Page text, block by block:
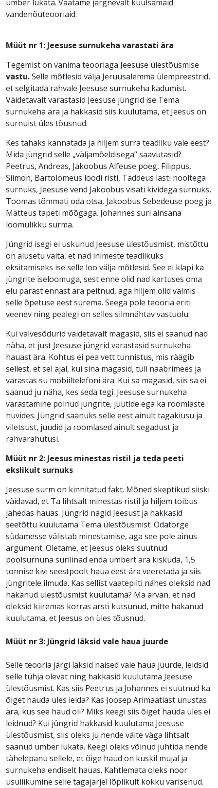
ümber lükata. Vaatame järgnevalt kuulsamaid
vandenõuteooriaid.
Müüt nr 1: Jeesuse surnukeha varastati ära
Tegemist on vanima teooriaga Jeesuse ülestõusmise
vastu.Selle mõtlesid välja Jeruusalemma ülempreestrid,
et selgitada rahvale Jeesuse surnukeha kadumist.
Väidetavalt varastasid Jeesuse jüngrid ise Tema
surnukeha ära ja hakkasid siis kuulutama, et Jeesus on
surnuist üles tõusnud.
Kes tahaks kannatada ja hiljem surra teadliku vale eest?
Mida jüngrid selle „väljamõeldisega“ saavutasid?
Peetrus, Andreas, Jakoobus Alfeuse poeg, Filippus,
Siimon, Bartolomeus löödi risti, Taddeus lasti nooltega
surnuks, Jeesuse vend Jakoobus visati kividega surnuks,
Toomas tõmmati oda otsa, Jakoobus Sebedeuse poeg ja
Matteus tapeti mõõgaga. Johannes suri ainsana
loomulikku surma.
Jüngrid isegi ei uskunud Jeesuse ülestõusmist, mistõttu
on alusetu väita, et nad inimeste teadlikuks
eksitamiseks ise selle loo välja mõtlesid. See ei klapi ka
jüngrite iseloomuga, sest enne olid nad kartuses oma
elu pärast ennast ära peitnud, aga hiljem olid valmis
selle õpetuse eest surema. Seega pole teooria eriti
veenev ning pealegi on selles silmnähtav vastuolu.
Kui valvesõdurid väidetavalt magasid, siis ei saanud nad
näha, et just Jeesuse jüngrid varastasid surnukeha
hauast ära. Kohtus ei pea vett tunnistus, mis räägib
sellest, et sel ajal, kui sina magasid, tuli naabrimees ja
varastas su mobiiltelefoni ära. Kui sa magasid, siis sa ei
saanud ju näha, kes seda tegi. Jeesuse surnukeha
varastamine polnud jüngrite, juutide ega ka roomlaste
huvides. Jüngrid saanuks selle eest ainult tagakiusu ja
viletsust, juudid ja roomlased ainult segadust ja
rahvarahutusi.
Müüt nr 2: Jeesus minestas ristil ja teda peeti
ekslikult surnuks
Jeesuse surm on kinnitatud fakt. Mõned skeptikud siiski
väidavad, et Ta lihtsalt minestas ristil ja hiljem toibus
jahedas hauas. Jüngrid nägid Jeesust ja hakkasid
seetõttu kuulutama Tema ülestõusmist. Odatorge
südamesse välistab minestamise, aga see pole ainus
argument. Oletame, et Jeesus oleks suutnud
poolsurnuna surilinad enda ümbert ära kiskuda, 1,5
tonnise kivi seestpoolt haua eest ära veeretada ja siis
jüngritele ilmuda. Kas sellist vaatepilti nähes oleksid nad
hakanud ülestõusmist kuulutama? Ma arvan, et nad
oleksid kiiremas korras arsti kutsunud, mitte hakanud
kuulutama, et Jeesus on üles tõusnud.
Müüt nr 3: Jüngrid läksid vale haua juurde
Selle teooria järgi läksid naised vale haua juurde, leidsid
selle tühja olevat ning hakkasid kuulutama Jeesuse
ülestõusmist. Kas siis Peetrus ja Johannes ei suutnud ka
õiget hauda üles leida? Kas Joosep Arimaatiast unustas
ära, kus see haud oli? Miks keegi siis õiget hauda üles ei
leidnud? Kui jüngrid hakkasid kuulutama Jeesuse
ülestõusmist, siis oleks ju nende väite väga lihtsalt
saanud ümber lükata. Keegi oleks võinud juhtida nende
tähelepanu sellele, et õige haud on kuskil mujal ja
surnukeha endiselt hauas. Kahtlemata oleks noor
usuliikumine selle tagajärjel lõplikult kokku varisenud.